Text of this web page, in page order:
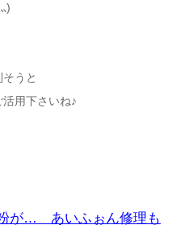
)
うと
用下さいね♪
が… あいふぉん修理も